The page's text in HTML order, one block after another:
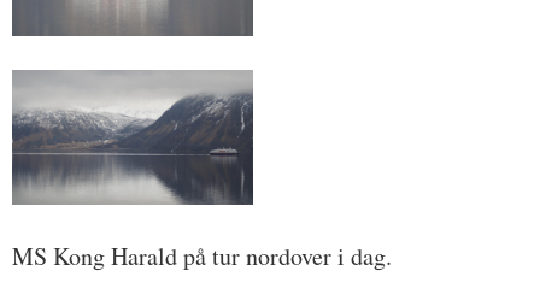
MS Kong Harald på tur nordover i dag.